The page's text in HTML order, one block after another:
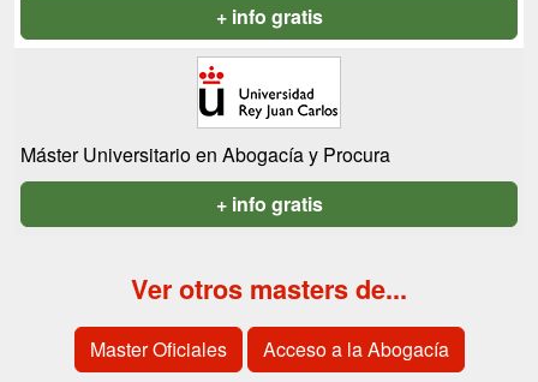
+ info gratis
Máster Universitario en Abogacía y Procura
+ info gratis
Ver otros masters de...
Master Oficiales Acceso a la Abogacía